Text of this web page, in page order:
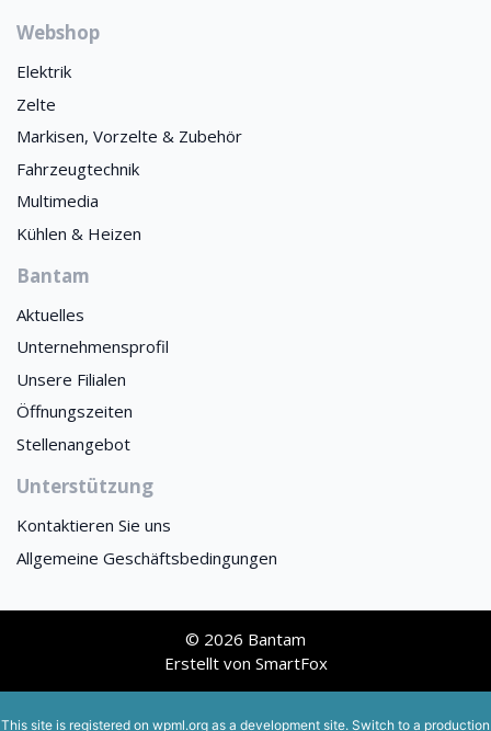
Webshop
Elektrik
Zelte
Markisen, Vorzelte & Zubehör
Fahrzeugtechnik
Multimedia
Kühlen & Heizen
Bantam
Aktuelles
Unternehmensprofil
Unsere Filialen
Öffnungszeiten
Stellenangebot
Unterstützung
Kontaktieren Sie uns
Allgemeine Geschäftsbedingungen
© 2026 Bantam
Erstellt von SmartFox
This site is registered on wpml.org as a development site. Switch to a production